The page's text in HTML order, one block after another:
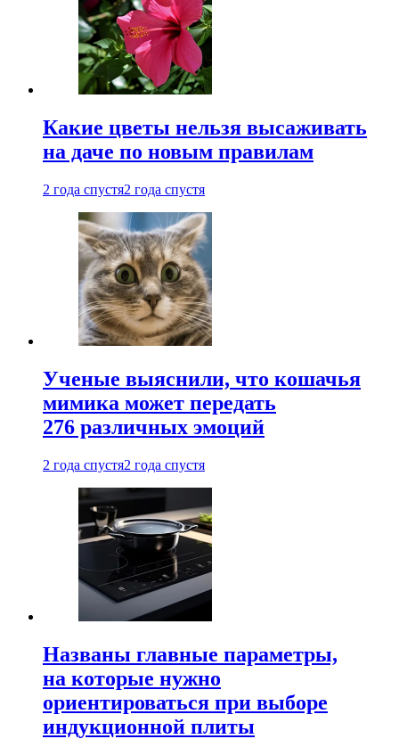
Какие цветы нельзя высаживать
на даче по новым правилам
2 года спустя2 года спустя
Ученые выяснили, что кошачья
мимика может передать
276 различных эмоций
2 года спустя2 года спустя
Названы главные параметры,
на которые нужно
ориентироваться при выборе
индукционной плиты